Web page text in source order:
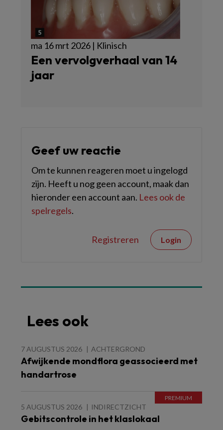
ma 16 mrt 2026 | Klinisch
Een vervolgverhaal van 14
jaar
Geef uw reactie
Om te kunnen reageren moet u ingelogd
zijn. Heeft u nog geen account, maak dan
hieronder een account aan. Lees ook de
spelregels.
Registreren Login
Lees ook
7 AUGUSTUS 2026 ACHTERGROND
Afwijkende mondflora geassocieerd met
handartrose
5 AUGUSTUS 2026 INDIRECTZICHT
Gebitscontrole in het klaslokaal